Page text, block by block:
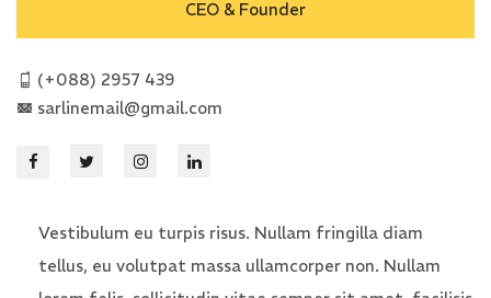
CEO & Founder
(+088) 2957 439
sarlinemail@gmail.com
Vestibulum eu turpis risus. Nullam fringilla diam
tellus, eu volutpat massa ullamcorper non. Nullam